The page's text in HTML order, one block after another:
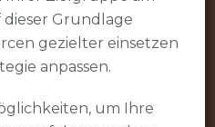
Grundlage
gezielter einsetzen
anpassen.
um Ihre